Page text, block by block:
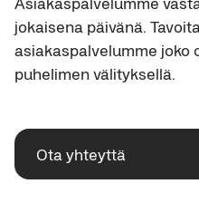
uudelleen.
jokaisena päivänä.
asiakaspalvelumme joko
puhelimen välityksellä.
Ota yhteyttä